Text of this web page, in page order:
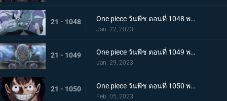
21 - 1048 One piece วันพีช ตอนที่ 1048 พากย์ไทย ไปสู่อนาคต! คำสาบานของยามาโตะกับสุดยอดนักดาบ
Jan. 22, 2023
21 - 1049 One piece วันพีช ตอนที่ 1049 พากย์ไทย ลูฟี่โบยบิน! ล้างแค้นร้อยอสูร
Jan. 29, 2023
21 - 1050 One piece วันพีช ตอนที่ 1050 พากย์ไทย มังกร 2 ตัวเผชิญหน้า! ความมุ่งมั่นของโมโมโนะสุเกะ!
Feb. 05, 2023